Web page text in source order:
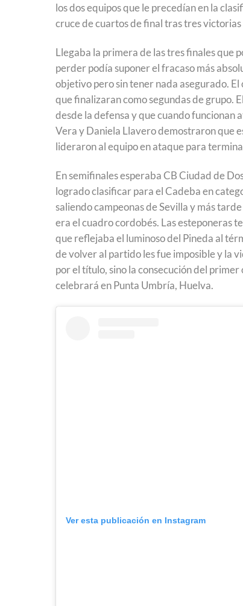
los dos equipos que le precedían en la
cruce de cuartos de final tras tres victorias
Llegaba la primera de las tres finales que
perder podía suponer el fracaso más
objetivo pero sin tener nada asegurado.
que finalizaran como segundas de grupo.
desde la defensa y que cuando funcionan
Vera y Daniela Llavero demostraron que
lideraron al equipo en ataque para
En semifinales esperaba CB Ciudad de
logrado clasificar para el Cadeba en
saliendo campeonas de Sevilla y más
era el cuadro cordobés. Las esteponeras
que reflejaba el luminoso del Pineda al
de volver al partido les fue imposible y la
por el título, sino la consecución del
celebrará en Punta Umbría, Huelva.
Ver esta publicación en Instagram